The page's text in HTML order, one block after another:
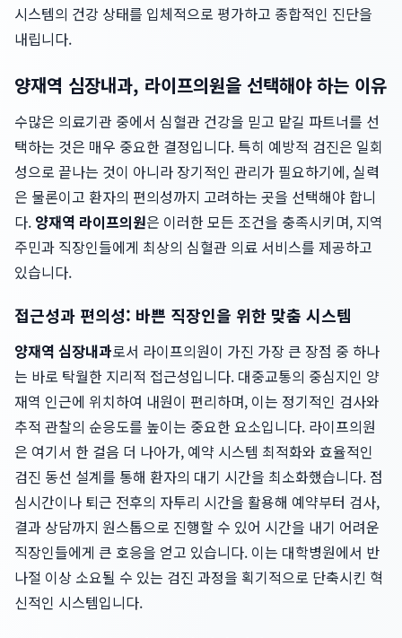
시스템의 건강 상태를 입체적으로 평가하고 종합적인 진단을
내립니다.
양재역 심장내과, 라이프의원을 선택해야 하는 이유
수많은 의료기관 중에서 심혈관 건강을 믿고 맡길 파트너를 선
택하는 것은 매우 중요한 결정입니다. 특히 예방적 검진은 일회
성으로 끝나는 것이 아니라 장기적인 관리가 필요하기에, 실력
은 물론이고 환자의 편의성까지 고려하는 곳을 선택해야 합니
다. 양재역 라이프의원은 이러한 모든 조건을 충족시키며, 지역
주민과 직장인들에게 최상의 심혈관 의료 서비스를 제공하고
있습니다.
접근성과 편의성: 바쁜 직장인을 위한 맞춤 시스템
양재역 심장내과로서 라이프의원이 가진 가장 큰 장점 중 하나
는 바로 탁월한 지리적 접근성입니다. 대중교통의 중심지인 양
재역 인근에 위치하여 내원이 편리하며, 이는 정기적인 검사와
추적 관찰의 순응도를 높이는 중요한 요소입니다. 라이프의원
은 여기서 한 걸음 더 나아가, 예약 시스템 최적화와 효율적인
검진 동선 설계를 통해 환자의 대기 시간을 최소화했습니다. 점
심시간이나 퇴근 전후의 자투리 시간을 활용해 예약부터 검사,
결과 상담까지 원스톱으로 진행할 수 있어 시간을 내기 어려운
직장인들에게 큰 호응을 얻고 있습니다. 이는 대학병원에서 반
나절 이상 소요될 수 있는 검진 과정을 획기적으로 단축시킨 혁
신적인 시스템입니다.